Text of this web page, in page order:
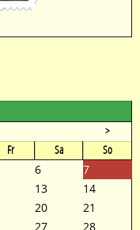
>
Freitag Samstag Sonntag
6
7
13
14
20
21
27 28